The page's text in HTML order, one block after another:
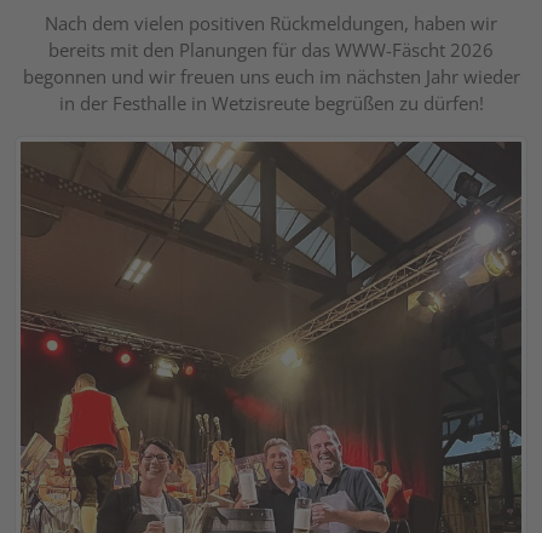
Nach dem vielen positiven Rückmeldungen, haben wir
bereits mit den Planungen für das WWW-Fäscht 2026
begonnen und wir freuen uns euch im nächsten Jahr wieder
in der Festhalle in Wetzisreute begrüßen zu dürfen!